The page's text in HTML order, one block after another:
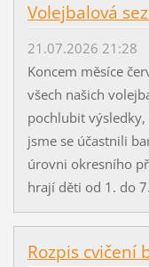
Volejbalová
21.07.2026 21:28
Koncem měsíce
všech našich
pochlubit
jsme se účastnili
úrovni okresního
hrají děti od 1. do
Rozpis cvičení